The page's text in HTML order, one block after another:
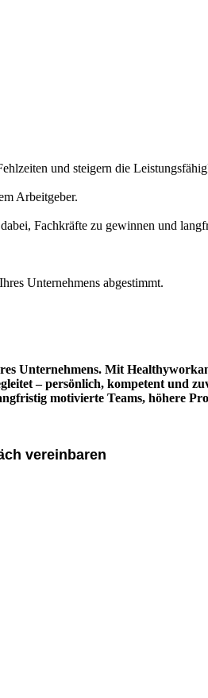
und steigern die
Arbeitgeber.
Fachkräfte zu gewinnen und
Unternehmens abgestimmt.
Unternehmens. Mit
– persönlich, kompetent und
motivierte Teams, höhere
vereinbaren